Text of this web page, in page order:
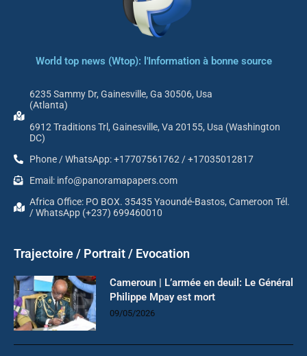
World top news (Wtop): l'Information à bonne source
6235 Sammy Dr, Gainesville, Ga 30506, Usa
(Atlanta)
6912 Traditions Trl, Gainesville, Va 20155, Usa (Washington
DC)
Phone / WhatsApp: +17707561762 / +17035012817
Email: info@panoramapapers.com
Africa Office: PO BOX. 35435 Yaoundé-Bastos, Cameroon Tél.
/ WhatsApp (+237) 699460010
Trajectoire / Portrait / Evocation
Cameroun | L’armée en deuil: Le Général
Philippe Mpay est mort
09/05/2026